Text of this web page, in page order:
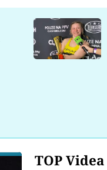
TOP Videa